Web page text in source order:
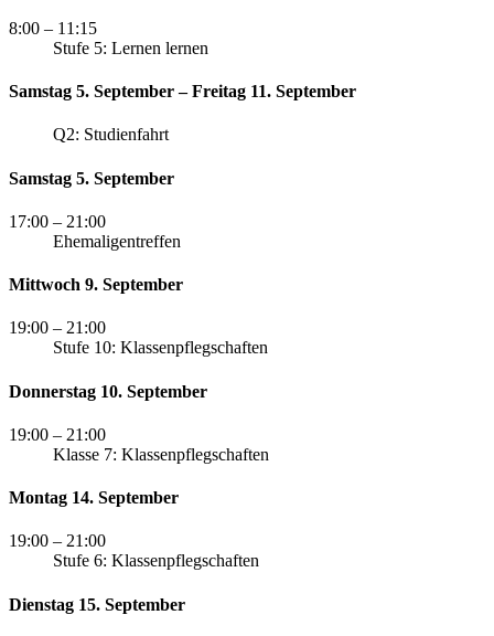
8:00 – 11:15
Stufe 5: Lernen lernen
Samstag 5. September – Freitag 11. September
Q2: Studienfahrt
Samstag 5. September
17:00 – 21:00
Ehemaligentreffen
Mittwoch 9. September
19:00 – 21:00
Stufe 10: Klassenpflegschaften
Donnerstag 10. September
19:00 – 21:00
Klasse 7: Klassenpflegschaften
Montag 14. September
19:00 – 21:00
Stufe 6: Klassenpflegschaften
Dienstag 15. September